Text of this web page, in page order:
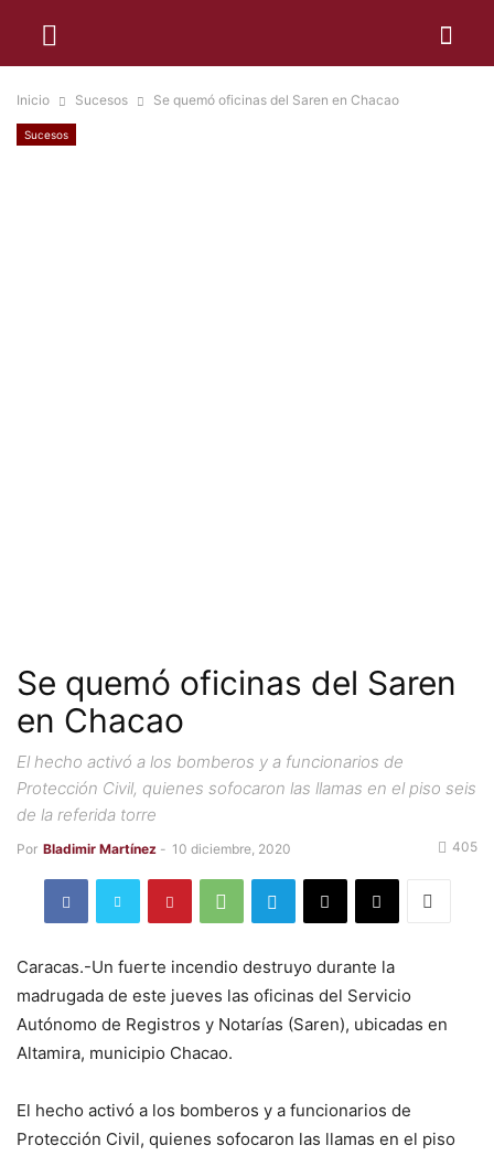
Inicio Sucesos Se quemó oficinas del Saren en Chacao
Sucesos
Se quemó oficinas del Saren
en Chacao
El hecho activó a los bomberos y a funcionarios de
Protección Civil, quienes sofocaron las llamas en el piso seis
de la referida torre
Por Bladimir Martínez - 10 diciembre, 2020 405
Caracas.-Un fuerte incendio destruyo durante la
madrugada de este jueves las oficinas del Servicio
Autónomo de Registros y Notarías (Saren), ubicadas en
Altamira, municipio Chacao.
El hecho activó a los bomberos y a funcionarios de
Protección Civil, quienes sofocaron las llamas en el piso